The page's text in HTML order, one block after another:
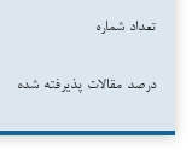
تعداد شماره
درصد مقالات پذیرفته شده